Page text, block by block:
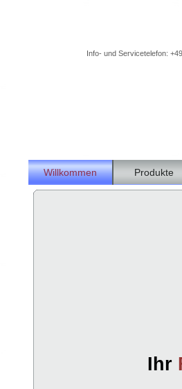
Info- und Servicetelefon:
Willkommen Produkte
Ihr